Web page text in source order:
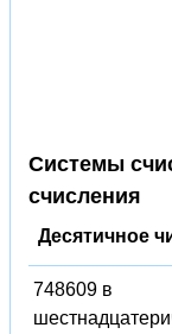
Системы
счисления
Десятичное
748609 в